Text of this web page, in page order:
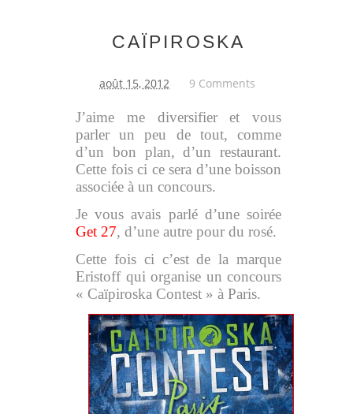
CAÏPIROSKA
août 15, 2012 9 Comments
J’aime me diversifier et vous
parler un peu de tout, comme
d’un bon plan, d’un restaurant.
Cette fois ci ce sera d’une boisson
associée à un concours.
Je vous avais parlé d’une soirée
Get 27, d’une autre pour du rosé.
Cette fois ci c’est de la marque
Eristoff qui organise un concours
« Caïpiroska Contest » à Paris.